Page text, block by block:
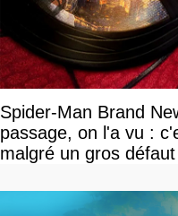
Spider-Man Brand
passage, on l'a vu :
malgré un gros défaut